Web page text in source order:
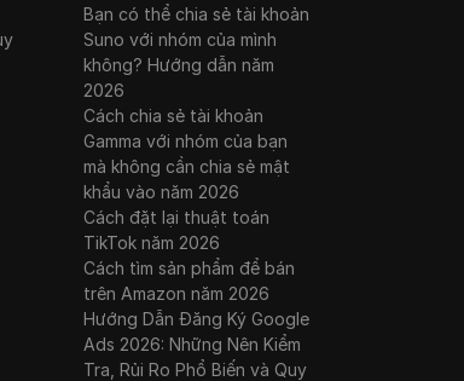
Bạn có thể chia sẻ tài khoản
Suno với nhóm của mình
không? Hướng dẫn năm
2026
Cách chia sẻ tài khoản
Gamma với nhóm của bạn
mà không cần chia sẻ mật
khẩu vào năm 2026
Cách đặt lại thuật toán
TikTok năm 2026
Cách tìm sản phẩm để bán
trên Amazon năm 2026
Hướng Dẫn Đăng Ký Google
Ads 2026: Những Nên Kiểm
Tra, Rủi Ro Phổ Biến và Quy